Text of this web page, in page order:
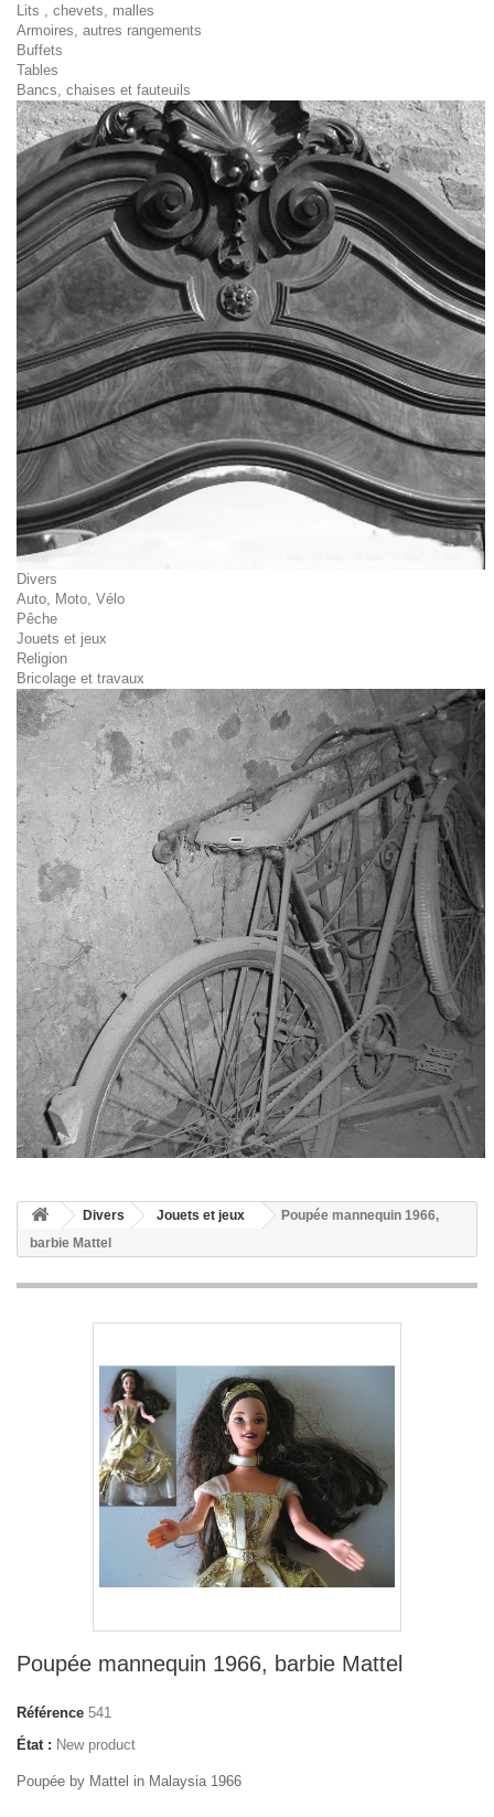
Lits , chevets, malles
Armoires, autres rangements
Buffets
Tables
Bancs, chaises et fauteuils
Divers
Auto, Moto, Vélo
Pêche
Jouets et jeux
Religion
Bricolage et travaux
Divers Jouets et jeux
Poupée mannequin 1966,
barbie Mattel
Poupée mannequin 1966, barbie Mattel
Référence 541
État : New product
Poupée by Mattel in Malaysia 1966